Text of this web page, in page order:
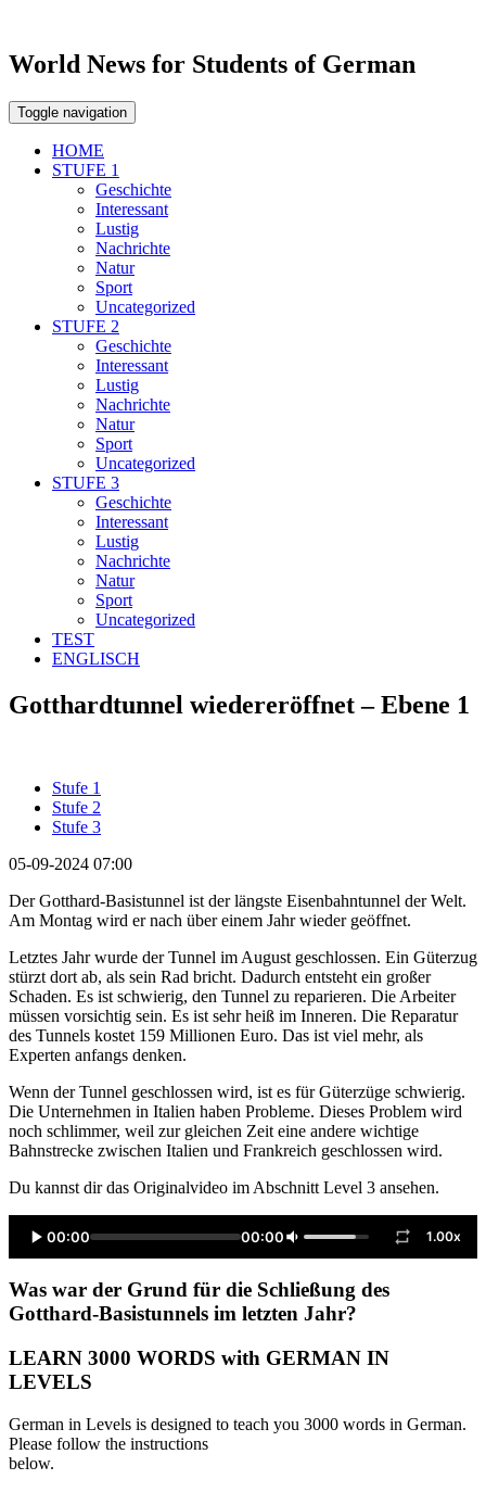
World News for Students of German
Toggle navigation
HOME
STUFE 1
Geschichte
Interessant
Lustig
Nachrichte
Natur
Sport
Uncategorized
STUFE 2
Geschichte
Interessant
Lustig
Nachrichte
Natur
Sport
Uncategorized
STUFE 3
Geschichte
Interessant
Lustig
Nachrichte
Natur
Sport
Uncategorized
TEST
ENGLISCH
Gotthardtunnel wiedereröffnet – Ebene 1
Stufe 1
Stufe 2
Stufe 3
05-09-2024 07:00
Der Gotthard-Basistunnel ist der längste Eisenbahntunnel der Welt.
Am Montag wird er nach über einem Jahr wieder geöffnet.
Letztes Jahr wurde der Tunnel im August geschlossen. Ein Güterzug
stürzt dort ab, als sein Rad bricht. Dadurch entsteht ein großer
Schaden. Es ist schwierig, den Tunnel zu reparieren. Die Arbeiter
müssen vorsichtig sein. Es ist sehr heiß im Inneren. Die Reparatur
des Tunnels kostet 159 Millionen Euro. Das ist viel mehr, als
Experten anfangs denken.
Wenn der Tunnel geschlossen wird, ist es für Güterzüge schwierig.
Die Unternehmen in Italien haben Probleme. Dieses Problem wird
noch schlimmer, weil zur gleichen Zeit eine andere wichtige
Bahnstrecke zwischen Italien und Frankreich geschlossen wird.
Du kannst dir das Originalvideo im Abschnitt Level 3 ansehen.
00:00 00:00 1.00x
Was war der Grund für die Schließung des
Gotthard-Basistunnels im letzten Jahr?
LEARN 3000 WORDS with GERMAN IN
LEVELS
German in Levels is designed to teach you 3000 words in German.
Please follow the instructions
below.